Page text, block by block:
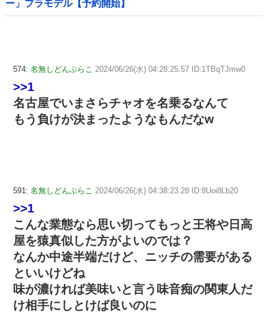
ー」プラモデル【予約開始】
574: 名無しどんぶらこ 2024/06/26(水) 04:28:25.57 ID:1TBqTJmw0
>>1
名古屋でいまさらチャオを名乗るなんて
もう負けが決まったようなもんだなw
591: 名無しどんぶらこ 2024/06/26(水) 04:38:23.28 ID:8Uoi8Lb20
>>1
こんな業態なら思い切ってもっと王将や日高
屋を猿真似した方がよいのでは？
なんか中途半端だけど、ニッチの需要がある
といいけどね
味が濃ければ美味いと言う味音痴の関東人だ
け相手にしとけば良いのに